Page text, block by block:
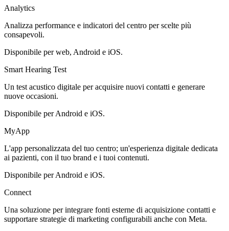
Analytics
Analizza performance e indicatori del centro per scelte più
consapevoli.
Disponibile per web, Android e iOS.
Smart Hearing Test
Un test acustico digitale per acquisire nuovi contatti e generare
nuove occasioni.
Disponibile per Android e iOS.
MyApp
L'app personalizzata del tuo centro; un'esperienza digitale dedicata
ai pazienti, con il tuo brand e i tuoi contenuti.
Disponibile per Android e iOS.
Connect
Una soluzione per integrare fonti esterne di acquisizione contatti e
supportare strategie di marketing configurabili anche con Meta.